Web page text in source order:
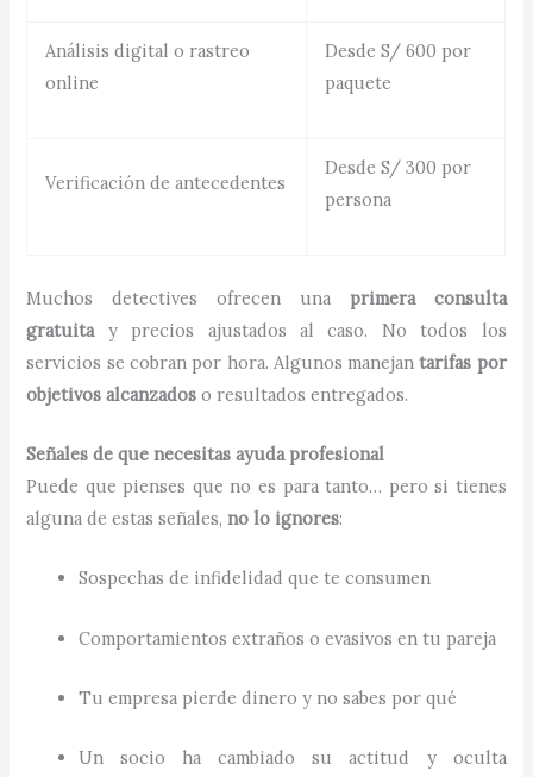
Análisis digital o rastreo
online
Desde S/ 600 por
paquete
Verificación de antecedentes
Desde S/ 300 por
persona
Muchos detectives ofrecen una primera consulta
gratuita y precios ajustados al caso. No todos los
servicios se cobran por hora. Algunos manejantarifas por
objetivos alcanzados o resultados entregados.
Señales de que necesitas ayuda profesional
Puede que pienses que no es para tanto… pero si tienes
alguna de estas señales,no lo ignores:
Sospechas de infidelidad que te consumen
Comportamientos extraños o evasivos en tu pareja
Tu empresa pierde dinero y no sabes por qué
Un socio ha cambiado su actitud y oculta